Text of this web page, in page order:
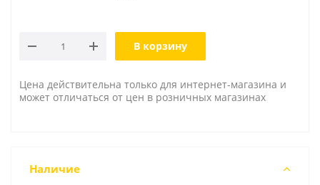
В корзину
Цена действительна только для интернет-магазина и
может отличаться от цен в розничных магазинах
Наличие